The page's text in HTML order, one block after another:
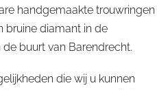
handgemaakte trouwringen
bruine diamant in de
buurt van Barendrecht.
die wij u kunnen